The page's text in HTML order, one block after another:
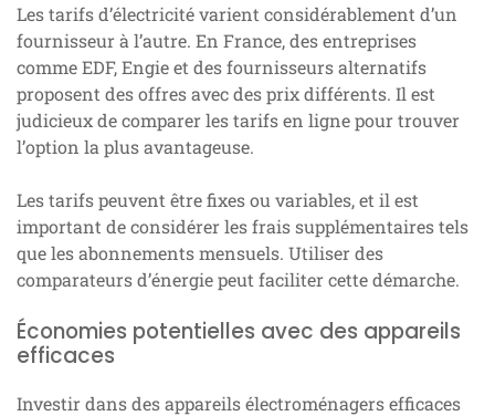
Les tarifs d’électricité varient considérablement d’un
fournisseur à l’autre. En France, des entreprises
comme EDF, Engie et des fournisseurs alternatifs
proposent des offres avec des prix différents. Il est
judicieux de comparer les tarifs en ligne pour trouver
l’option la plus avantageuse.
Les tarifs peuvent être fixes ou variables, et il est
important de considérer les frais supplémentaires tels
que les abonnements mensuels. Utiliser des
comparateurs d’énergie peut faciliter cette démarche.
Économies potentielles avec des appareils
efficaces
Investir dans des appareils électroménagers efficaces